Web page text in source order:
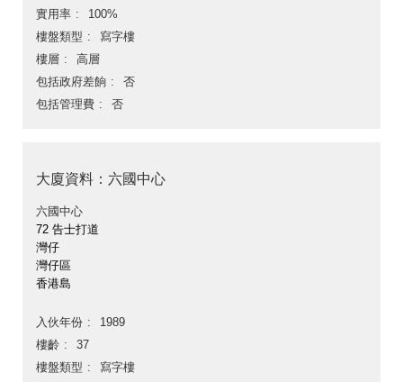
實用率
100%
樓盤類型
寫字樓
樓層
高層
包括政府差餉
否
包括管理費
否
大廈資料：六國中心
六國中心
72 告士打道
灣仔
灣仔區
香港島
入伙年份
1989
樓齡
37
樓盤類型
寫字樓